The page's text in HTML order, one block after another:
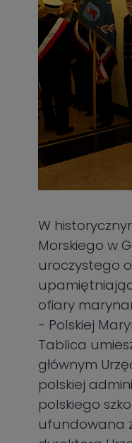
W
Morskiego w
uroczystego
ofiary
- Polskiej
Tablica
głównym
polskiej
polskiego
ufundowana